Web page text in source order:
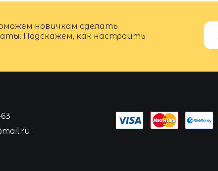
новичкам сделать
Подскажем, как настроить